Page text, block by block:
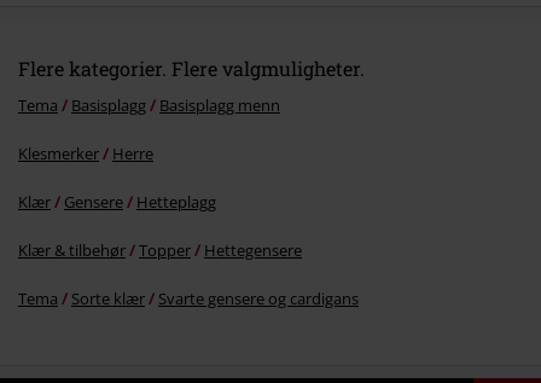
Flere kategorier. Flere valgmuligheter.
Tema Basisplagg Basisplagg menn
Klesmerker Herre
Klær Gensere Hetteplagg
Klær & tilbehør Topper Hettegensere
Tema Sorte klær Svarte gensere og cardigans